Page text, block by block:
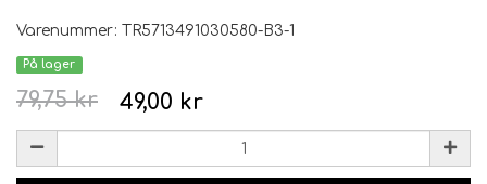
Varenummer: TR5713491030580-B3-1
På lager
49,00 kr
79,75 kr